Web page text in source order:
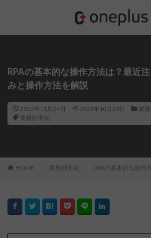
RPAの基本的な操作方法は？最近
みと操作方法を解説
2022年11月24日 2023年10月24日
業
業務効率化
HOME 業務効率化 RPAの基本的な操作